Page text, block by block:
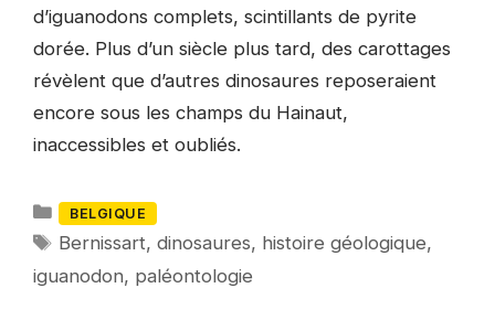
d’iguanodons complets, scintillants de pyrite
dorée. Plus d’un siècle plus tard, des carottages
révèlent que d’autres dinosaures reposeraient
encore sous les champs du Hainaut,
inaccessibles et oubliés.
Catégories
BELGIQUE
Mots-
Bernissart,dinosaures, histoire géologique,
iguanodon, paléontologie